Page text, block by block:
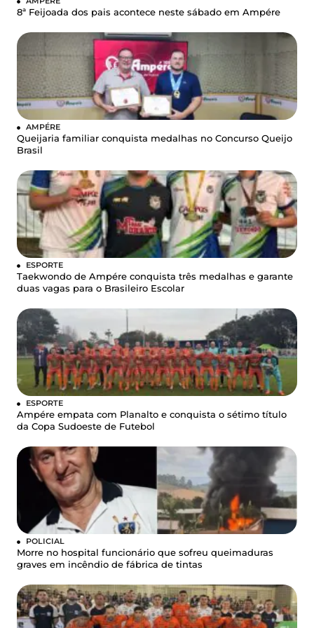
8ª Feijoada dos pais acontece neste sábado em Ampére
AMPÉRE
Queijaria familiar conquista medalhas no Concurso Queijo
Brasil
ESPORTE
Taekwondo de Ampére conquista três medalhas e garante
duas vagas para o Brasileiro Escolar
ESPORTE
Ampére empata com Planalto e conquista o sétimo título
da Copa Sudoeste de Futebol
POLICIAL
Morre no hospital funcionário que sofreu queimaduras
graves em incêndio de fábrica de tintas